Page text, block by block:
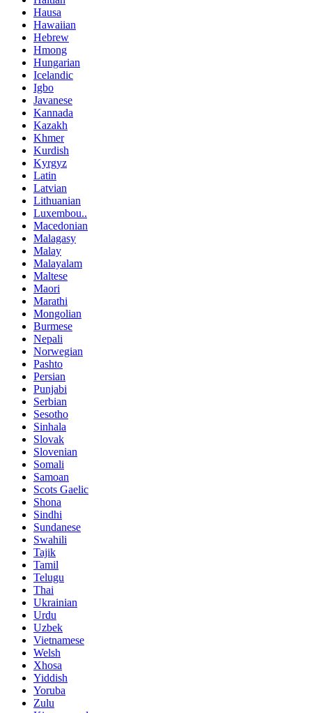
Hausa
Hawaiian
Hebrew
Hmong
Hungarian
Icelandic
Igbo
Javanese
Kannada
Kazakh
Khmer
Kurdish
Kyrgyz
Latin
Latvian
Lithuanian
Luxembou..
Macedonian
Malagasy
Malay
Malayalam
Maltese
Maori
Marathi
Mongolian
Burmese
Nepali
Norwegian
Pashto
Persian
Punjabi
Serbian
Sesotho
Sinhala
Slovak
Slovenian
Somali
Samoan
Scots Gaelic
Shona
Sindhi
Sundanese
Swahili
Tajik
Tamil
Telugu
Thai
Ukrainian
Urdu
Uzbek
Vietnamese
Welsh
Xhosa
Yiddish
Yoruba
Zulu